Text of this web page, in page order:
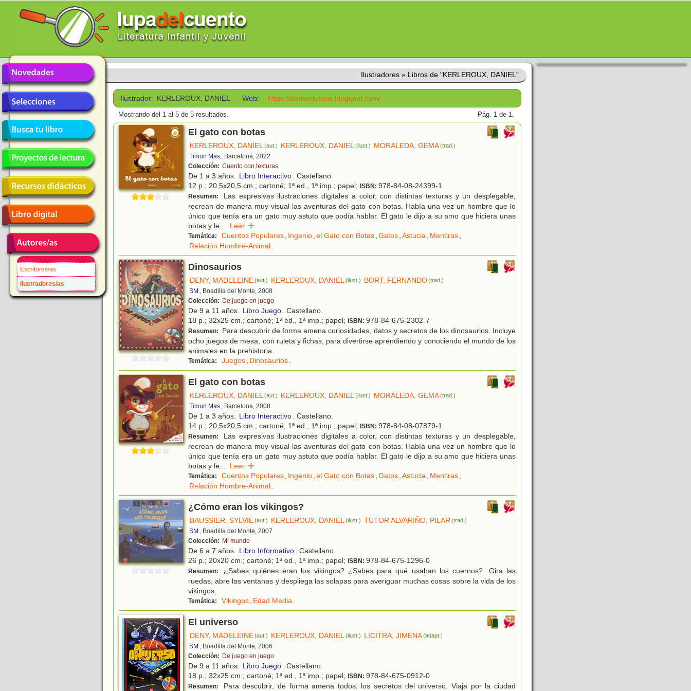
Escritores/as
Ilustradores/as
Ilustradores » Libros de "KERLEROUX, DANIEL"
Ilustrador: KERLEROUX, DANIEL Web: https://dankerleroux.blogspot.com/
Mostrando del 1 al 5 de 5 resultados. Pág. 1 de 1.
El gato con botas
KERLEROUX, DANIEL(aut.) KERLEROUX, DANIEL(ilust.) MORALEDA, GEMA(trad.)
Timun Mas , Barcelona, 2022
Colección: Cuento con texturas
De 1 a 3 años. Libro Interactivo. Castellano.
12 p.; 20,5x20,5 cm.; cartoné; 1ª ed., 1ª imp.; papel; ISBN: 978-84-08-24399-1
Resumen:
Las expresivas ilustraciones digitales a color, con distintas texturas y un desplegable,
recrean de manera muy visual las aventuras del gato con botas. Había una vez un hombre que lo
único que tenía era un gato muy astuto que podía hablar. El gato le dijo a su amo que hiciera unas
botas y le... Leer
Temática: Cuentos Populares, Ingenio,el Gato con Botas,Gatos,Astucia, Mentiras,
Relación Hombre-Animal.
Dinosaurios
DENY, MADELEINE(aut.) KERLEROUX, DANIEL(ilust.) BORT, FERNANDO (trad.)
SM , Boadilla del Monte, 2008
Colección: De juego en juego
De 9 a 11 años. Libro Juego. Castellano.
18 p.; 32x25 cm.; cartoné; 1ª ed., 1ª imp.; papel; ISBN: 978-84-675-2302-7
Resumen:
Para descubrir de forma amena curiosidades, datos y secretos de los dinosaurios. Incluye
ocho juegos de mesa, con ruleta y fichas, para divertirse aprendiendo y conociendo el mundo de los
animales en la prehistoria.
Temática: Juegos, Dinosaurios.
El gato con botas
KERLEROUX, DANIEL(aut.) KERLEROUX, DANIEL(ilust.) MORALEDA, GEMA(trad.)
Timun Mas , Barcelona, 2008
De 1 a 3 años. Libro Interactivo. Castellano.
14 p.; 20,5x20,5 cm.; cartoné; 1ª ed., 1ª imp.; papel; ISBN: 978-84-08-07879-1
Resumen:
Las expresivas ilustraciones digitales a color, con distintas texturas y un desplegable,
recrean de manera muy visual las aventuras del gato con botas. Había una vez un hombre que lo
único que tenía era un gato muy astuto que podía hablar. El gato le dijo a su amo que hiciera unas
botas y le... Leer
Temática: Cuentos Populares, Ingenio,el Gato con Botas,Gatos,Astucia, Mentiras,
Relación Hombre-Animal.
¿Cómo eran los vikingos?
BAUSSIER, SYLVIE(aut.) KERLEROUX, DANIEL(ilust.) TUTOR ALVARIÑO, PILAR (trad.)
SM , Boadilla del Monte, 2007
Colección: Mi mundo
De 6 a 7 años. Libro Informativo. Castellano.
26 p.; 20x20 cm.; cartoné; 1ª ed., 1ª imp.; papel; ISBN: 978-84-675-1296-0
Resumen:
¿Sabes quiénes eran los vikingos? ¿Sabes para qué usaban los cuernos?. Gira las
ruedas, abre las ventanas y despliega las solapas para averiguar muchas cosas sobre la vida de los
vikingos.
Temática: Vikingos, Edad Media.
El universo
DENY, MADELEINE(aut.) KERLEROUX, DANIEL(ilust.) LICITRA, JIMENA(adapt.)
SM , Boadilla del Monte, 2006
Colección: De juego en juego
De 9 a 11 años. Libro Juego. Castellano.
18 p.; 32x25 cm.; cartoné; 1ª ed., 1ª imp.; papel; ISBN: 978-84-675-0912-0
Resumen: Para descubrir, de forma amena todos, los secretos del universo. Viaja por la ciudad